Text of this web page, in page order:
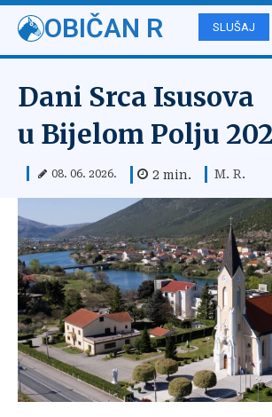
OBIČAN R SLUŠAJ
Dani Srca Isusova
u Bijelom Polju
08. 06. 2026. 2 min. M. R.